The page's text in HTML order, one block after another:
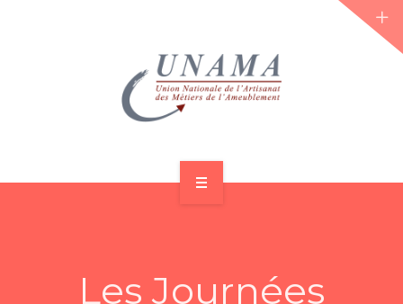
LES JOURNÉES 2026 ⌵
Les Journées